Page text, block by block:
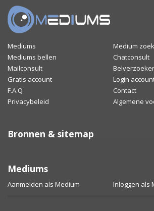
Mediums
Medium
Mediums bellen
Chatconsult
Mailconsult
Gratis account
Login
F.A.Q
Contact
Privacybeleid
Algemene
Bronnen & sitemap
Mediums
Aanmelden als Medium Inloggen als